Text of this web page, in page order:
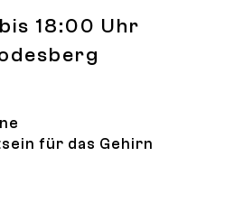
18:00 Uhr
für das Gehirn